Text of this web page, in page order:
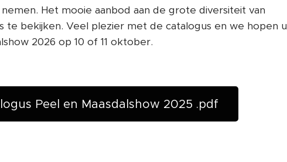
Het mooie aanbod aan de grote diversiteit van
te bekijken. Veel plezier met de catalogus en we hopen u
2026 op 10 of 11 oktober.
Peel en Maasdalshow 2025 .pdf